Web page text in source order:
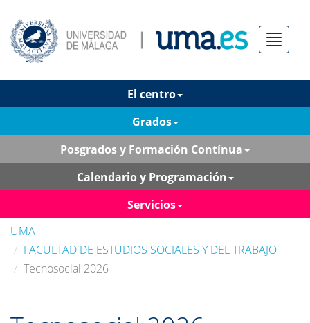
Menú
El centro
Grados
Posgrados y Formación Contínua
Calendario y Programación
Servicios
UMA
FACULTAD DE ESTUDIOS SOCIALES Y DEL TRABAJO
Tecnosocial 2026